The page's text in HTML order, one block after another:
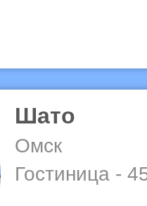
Шато
Омск
Гостиница -